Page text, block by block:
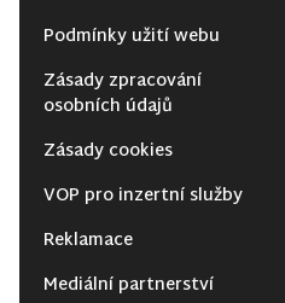
Podmínky užití webu
Zásady zpracování
osobních údajů
Zásady cookies
VOP pro inzertní služby
Reklamace
Mediální partnerství